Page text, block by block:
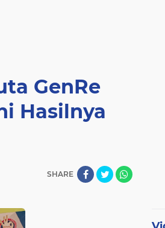
GenRe
Hasilnya
SHARE